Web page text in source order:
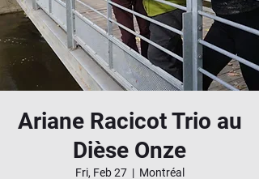
Ariane Racicot Trio au
Dièse Onze
Fri, Feb 27
  |
Montréal